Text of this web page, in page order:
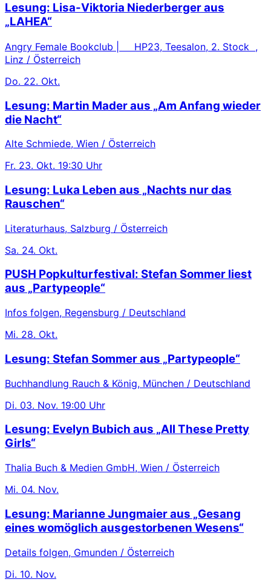
Lesung: Lisa-Viktoria Niederberger aus
„LAHEA“
Angry Female Bookclub | HP23, Teesalon, 2. Stock ,
Linz / Österreich
Do. 22. Okt.
Lesung: Martin Mader aus „Am Anfang wieder
die Nacht“
Alte Schmiede, Wien / Österreich
Fr. 23. Okt. 19:30 Uhr
Lesung: Luka Leben aus „Nachts nur das
Rauschen“
Literaturhaus, Salzburg / Österreich
Sa. 24. Okt.
PUSH Popkulturfestival: Stefan Sommer liest
aus „Partypeople“
Infos folgen, Regensburg / Deutschland
Mi. 28. Okt.
Lesung: Stefan Sommer aus „Partypeople“
Buchhandlung Rauch & König, München / Deutschland
Di. 03. Nov. 19:00 Uhr
Lesung: Evelyn Bubich aus „All These Pretty
Girls“
Thalia Buch & Medien GmbH, Wien / Österreich
Mi. 04. Nov.
Lesung: Marianne Jungmaier aus „Gesang
eines womöglich ausgestorbenen Wesens“
Details folgen, Gmunden / Österreich
Di. 10. Nov.